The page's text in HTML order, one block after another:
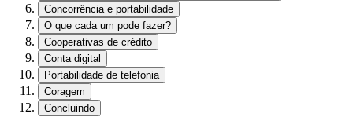
Concorrência e portabilidade
O que cada um pode fazer?
Cooperativas de crédito
Conta digital
Portabilidade de telefonia
Coragem
Concluindo